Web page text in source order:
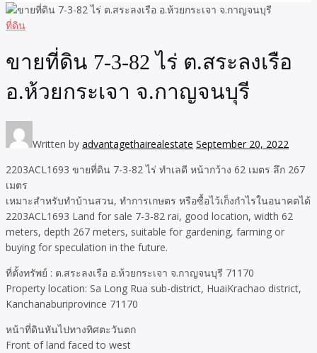
ที่ดิน
ขายที่ดิน 7-3-82 ไร่ ต.สระลงเรือ
อ.ห้วยกระเจา จ.กาญจนบุรี
Written by advantagethairealestate September 20, 2022
2203ACL1693 ขายที่ดิน 7-3-82 ไร่ ทำเลดี หน้ากว้าง 62 เมตร ลึก 267
เมตร
เหมาะสำหรับทำบ้านสวน, ทำการเกษตร หรือซื้อไว้เก็งกำไรในอนาคตได้
2203ACL1693 Land for sale 7-3-82 rai, good location, width 62
meters, depth 267 meters, suitable for gardening, farming or
buying for speculation in the future.
ที่ตั้งทรัพย์ : ต.สระลงเรือ อ.ห้วยกระเจา จ.กาญจนบุรี 71170
Property location: Sa Long Rua sub-district, HuaiKrachao district,
Kanchanaburiprovince 71170
หน้าที่ดินหันไปทางทิศตะวันตก
Front of land faced to west